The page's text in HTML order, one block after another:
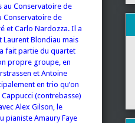
au Conservatoire de
Conservatoire de
et Carlo Nardozza. Il a
Laurent Blondiau mais
a fait partie du quartet
propre groupe, en
et Antoine
en trio qu’on
Cappucci (contrebasse)
Alex Gilson, le
pianiste Amaury Faye